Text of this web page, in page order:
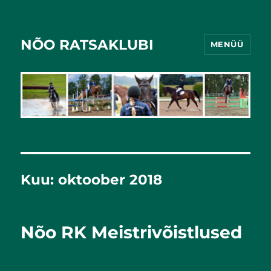
NÕO RATSAKLUBI MENÜÜ
Kuu:oktoober 2018
Nõo RK Meistrivõistlused